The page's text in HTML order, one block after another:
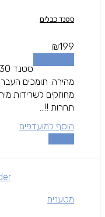
סטנד כבלים
₪199
מחוזקים לשרידות
תחרות !!...
הוסף למועדפים
מטענים